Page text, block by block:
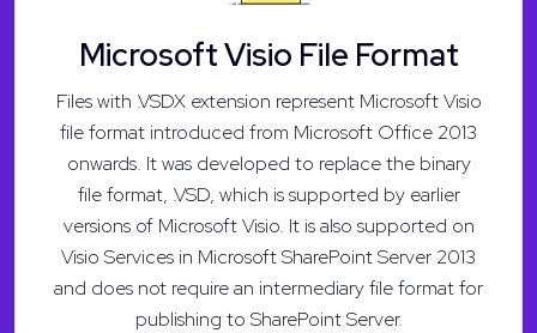
Microsoft Visio File Format
Files with .VSDX extension represent Microsoft Visio
file format introduced from Microsoft Office 2013
onwards. It was developed to replace the binary
file format, .VSD, which is supported by earlier
versions of Microsoft Visio. It is also supported on
Visio Services in Microsoft SharePoint Server 2013
and does not require an intermediary file format for
publishing to SharePoint Server.